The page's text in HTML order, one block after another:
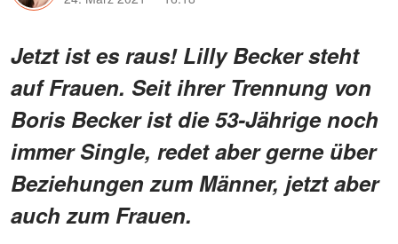
Jetzt ist es raus! Lilly Becker steht
auf Frauen. Seit ihrer Trennung von
Boris Becker ist die 53-Jährige noch
immer Single, redet aber gerne über
Beziehungen zum Männer, jetzt aber
auch zum Frauen.